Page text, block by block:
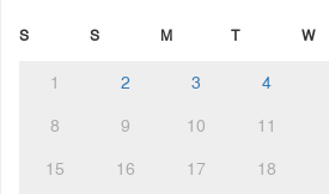
S S M T W
1 2 3 4
8
9 10 11
15
16 17 18